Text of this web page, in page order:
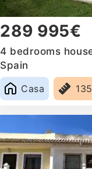
289 995€
4 bedrooms
Spain
Casa